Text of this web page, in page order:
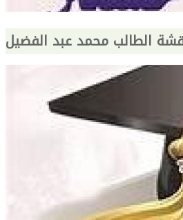
الطالب محمد عبد الفضيل